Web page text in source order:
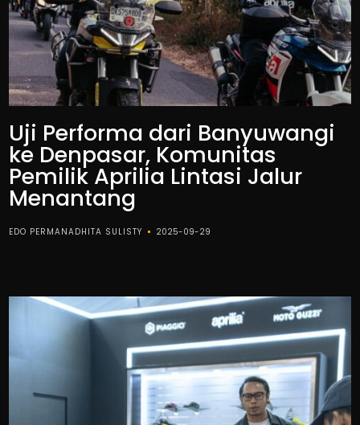
Uji Performa dari Banyuwangi
ke Denpasar, Komunitas
Pemilik Aprilia Lintasi Jalur
Menantang
EDO PERMANADHITA SULISTY 2025-09-29